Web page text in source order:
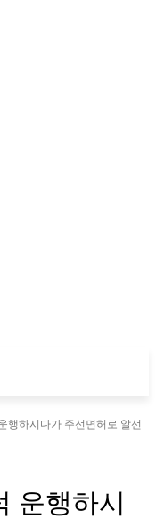
행하시다가 주선면허로 알선
운행하시